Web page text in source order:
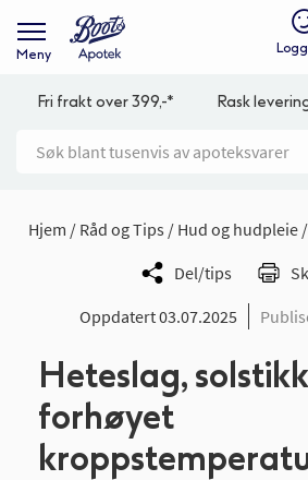
Meny
Fri frakt over 399,-* Rask
Hjem Råd og Tips Hud og hudpleie
Del/tips
Oppdatert 03.07.2025
Heteslag,
forhøyet